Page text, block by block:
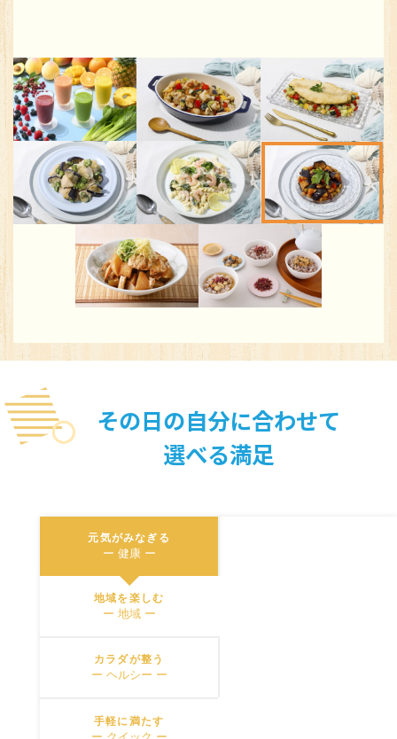
clicking each hotel name.
Rates and the membership program differ from Japanese website.
その日の自分に合わせて
選べる満足
元気がみなぎる
ー 健康 ー
地域を楽しむ
ー 地域 ー
カラダが整う
ー ヘルシー ー
手軽に満たす